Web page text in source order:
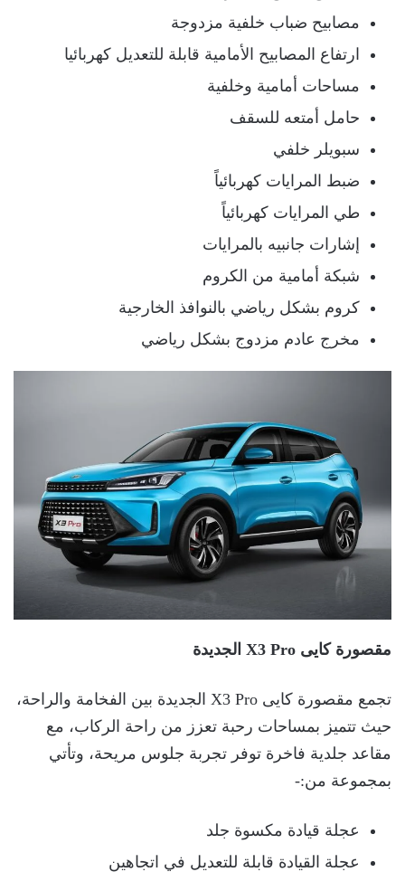
مصابيح ضباب خلفية مزدوجة
ارتفاع المصابيح الأمامية قابلة للتعديل كهربائيا
مساحات أمامية وخلفية
حامل أمتعه للسقف
سبويلر خلفي
ضبط المرايات كهربائياً
طي المرايات كهربائياً
إشارات جانبيه بالمرايات
شبكة أمامية من الكروم
كروم بشكل رياضي بالنوافذ الخارجية
مخرج عادم مزدوج بشكل رياضي
مقصورة كايى X3 Pro الجديدة
تجمع مقصورة كايى X3 Pro الجديدة بين الفخامة والراحة،
حيث تتميز بمساحات رحبة تعزز من راحة الركاب، مع
مقاعد جلدية فاخرة توفر تجربة جلوس مريحة، وتأتي
بمجموعة من:-
عجلة قيادة مكسوة جلد
عجلة القيادة قابلة للتعديل في اتجاهين